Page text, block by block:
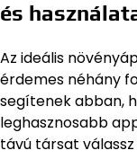
és
Az ideális
érdemes néhány
segítenek abban,
leghasznosabb
távú társat